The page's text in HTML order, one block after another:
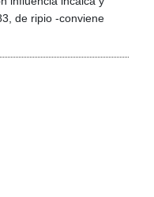
de ripio -conviene